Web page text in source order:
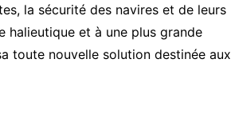
la sécurité des navires et de leurs
halieutique et à une plus grande
toute nouvelle solution destinée aux